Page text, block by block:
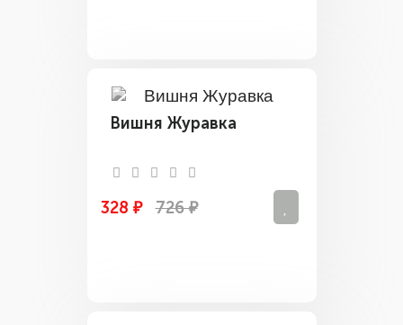
Вишня Журавка
328 ₽ 726 ₽